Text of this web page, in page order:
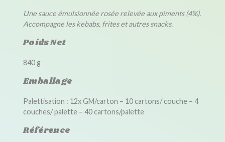
Une sauce émulsionnée rosée relevée aux piments (4%).
Accompagne les kebabs, frites et autres snacks.
Poids Net
840 g
Emballage
Palettisation : 12x GM/carton – 10 cartons/ couche – 4
couches/ palette – 40 cartons/palette
Référence